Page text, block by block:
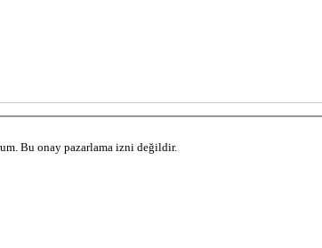
Bu onay pazarlama izni değildir.